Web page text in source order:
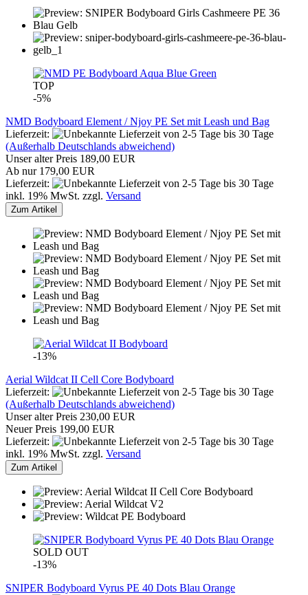
TOP
-5%
NMD Bodyboard Element / Njoy PE Set mit Leash und Bag
Lieferzeit:
von 2-5 Tage bis 30 Tage
(Außerhalb Deutschlands abweichend)
Unser alter Preis 189,00 EUR
Ab nur 179,00 EUR
Lieferzeit:
von 2-5 Tage bis 30 Tage
inkl. 19% MwSt. zzgl. Versand
Zum Artikel
-13%
Aerial Wildcat II Cell Core Bodyboard
Lieferzeit:
von 2-5 Tage bis 30 Tage
(Außerhalb Deutschlands abweichend)
Unser alter Preis 230,00 EUR
Neuer Preis 199,00 EUR
Lieferzeit:
von 2-5 Tage bis 30 Tage
inkl. 19% MwSt. zzgl. Versand
Zum Artikel
SOLD OUT
-13%
SNIPER Bodyboard Vyrus PE 40 Dots Blau Orange